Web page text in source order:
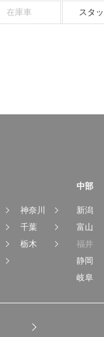
在庫車 スタ
神奈川
千葉
栃木
中部
新潟
富山
福井
静岡
岐阜